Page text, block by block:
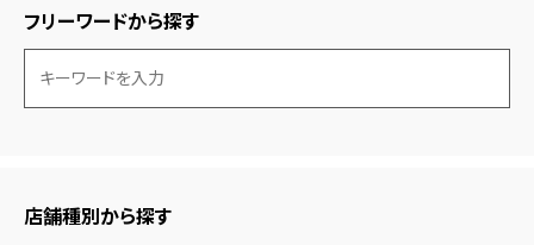
フリーワードから探す
店舗種別から探す